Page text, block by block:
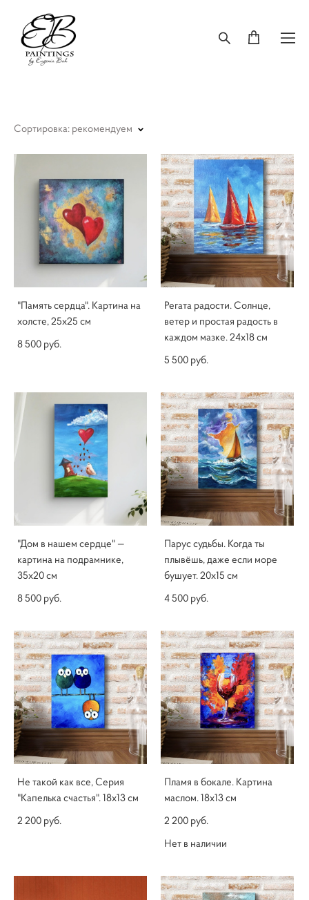
Сортировка: рекомендуем
"Память сердца". Картина на
холсте, 25x25 см
8 500 pуб.
Регата радости. Солнце,
ветер и простая радость в
каждом мазке. 24x18 см
5 500 pуб.
"Дом в нашем сердце" —
картина на подрамнике,
35х20 см
8 500 pуб.
Парус судьбы. Когда ты
плывёшь, даже если море
бушует. 20х15 см
4 500 pуб.
Не такой как все, Серия
"Капелька счастья". 18х13 см
2 200 pуб.
Пламя в бокале. Картина
маслом. 18х13 см
2 200 pуб.
Нет в наличии